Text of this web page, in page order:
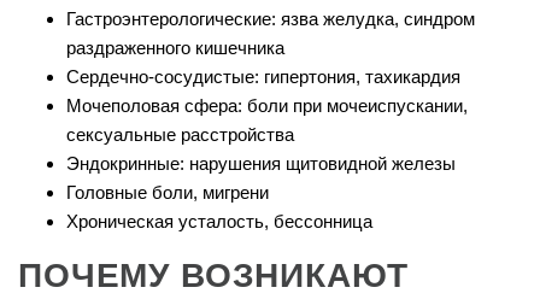
Гастроэнтерологические: язва желудка, синдром
раздраженного кишечника
Сердечно-сосудистые: гипертония, тахикардия
Мочеполовая сфера: боли при мочеиспускании,
сексуальные расстройства
Эндокринные: нарушения щитовидной железы
Головные боли, мигрени
Хроническая усталость, бессонница
ПОЧЕМУ ВОЗНИКАЮТ